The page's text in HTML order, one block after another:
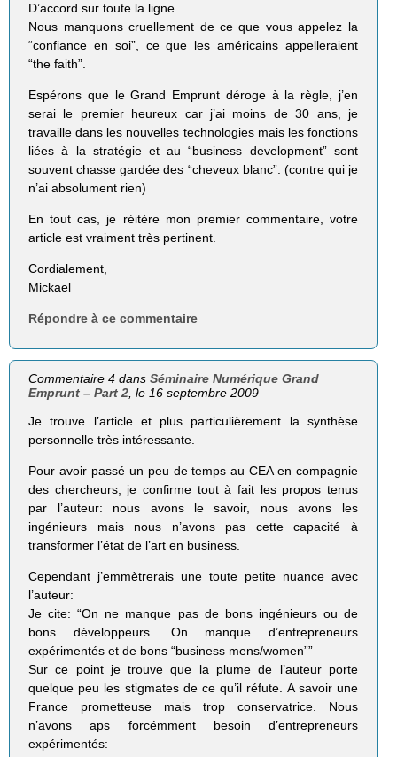
D’accord sur toute la ligne.
Nous manquons cruellement de ce que vous appelez la
“confiance en soi”, ce que les américains appelleraient
“the faith”.
Espérons que le Grand Emprunt déroge à la règle, j’en
serai le premier heureux car j’ai moins de 30 ans, je
travaille dans les nouvelles technologies mais les fonctions
liées à la stratégie et au “business development” sont
souvent chasse gardée des “cheveux blanc”. (contre qui je
n’ai absolument rien)
En tout cas, je réitère mon premier commentaire, votre
article est vraiment très pertinent.
Cordialement,
Mickael
Répondre à ce commentaire
Commentaire 4 dansSéminaire Numérique Grand
Emprunt – Part 2 , le 16 septembre 2009
Je trouve l’article et plus particulièrement la synthèse
personnelle très intéressante.
Pour avoir passé un peu de temps au CEA en compagnie
des chercheurs, je confirme tout à fait les propos tenus
par l’auteur: nous avons le savoir, nous avons les
ingénieurs mais nous n’avons pas cette capacité à
transformer l’état de l’art en business.
Cependant j’emmètrerais une toute petite nuance avec
l’auteur:
Je cite: “On ne manque pas de bons ingénieurs ou de
bons développeurs. On manque d’entrepreneurs
expérimentés et de bons “business mens/women””
Sur ce point je trouve que la plume de l’auteur porte
quelque peu les stigmates de ce qu’il réfute. A savoir une
France prometteuse mais trop conservatrice. Nous
n’avons aps forcémment besoin d’entrepreneurs
expérimentés: